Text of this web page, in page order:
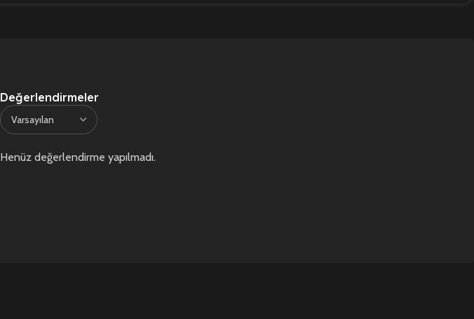
Değerlendirmeler
Henüz değerlendirme yapılmadı.